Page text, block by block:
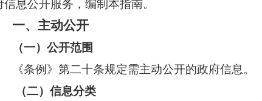
信息公开服务，编制本指南。
一、主动公开
（一）公开范围
《条例》第二十条规定需主动公开的政府信息。
（二）信息分类